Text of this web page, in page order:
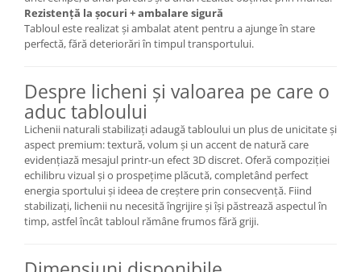
Rezistență la șocuri + ambalare sigură
Tabloul este realizat și ambalat atent pentru a ajunge în stare
perfectă, fără deteriorări în timpul transportului.
Despre licheni și valoarea pe care o
aduc tabloului
Lichenii naturali stabilizați adaugă tabloului un plus de unicitate și
aspect premium: textură, volum și un accent de natură care
evidențiază mesajul printr-un efect 3D discret. Oferă compoziției
echilibru vizual și o prospețime plăcută, completând perfect
energia sportului și ideea de creștere prin consecvență. Fiind
stabilizați, lichenii nu necesită îngrijire și își păstrează aspectul în
timp, astfel încât tabloul rămâne frumos fără griji.